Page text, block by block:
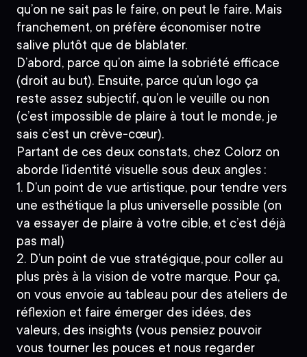
qu’on ne sait pas le faire, on peut le faire.Mais
franchement, on préfère économiser notre
salive plutôt que de blablater.
D’abord, parce qu’on aime la sobriété efficace
(droit au but). Ensuite, parce qu’un logo ça
reste assez subjectif, qu’on le veuille ou non
(c’est impossible de plaire à tout le monde, je
sais c’est un crève-cœur).
Partant de ces deux constats, chez Colorz on
aborde l’identité visuelle sous deux angles :
1. D’un point de vue artistique, pour tendre vers
une esthétique la plus universelle possible (on
va essayer de plaire à votre cible, et c’est déjà
pas mal)
2. D’un point de vue stratégique, pour coller au
plus près à la vision de votre marque. Pour ça,
on vous envoie au tableau pour des ateliers de
réflexion et faire émerger des idées, des
valeurs, des insights (vous pensiez pouvoir
vous tourner les pouces et nous regarder